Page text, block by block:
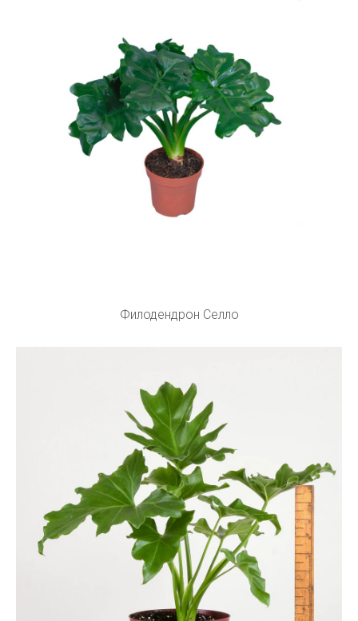
Филодендрон Селло